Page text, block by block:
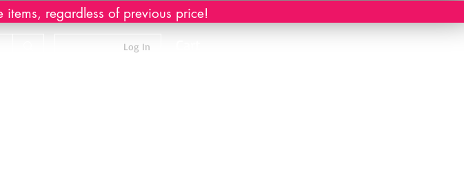
items, regardless of previous price!
Log In